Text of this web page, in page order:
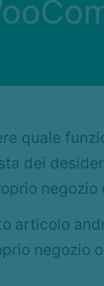
quale
dei
negozio
articolo
negozio